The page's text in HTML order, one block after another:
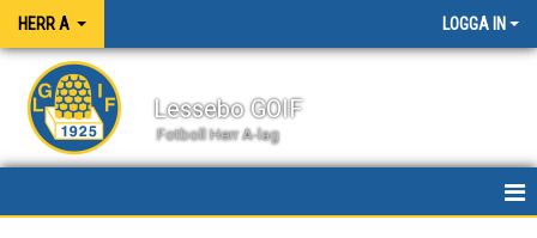
HERR A LOGGA IN
Lessebo GOIF
Fotboll Herr A-lag